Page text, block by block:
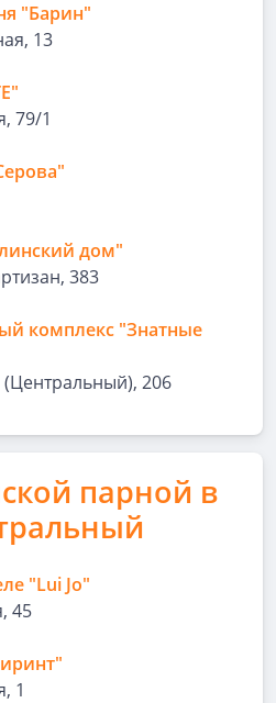
"Барин"
13
79/1
дом"
383
комплекс "Знатные
(Центральный), 206
парной в
"Lui Jo"
45
1